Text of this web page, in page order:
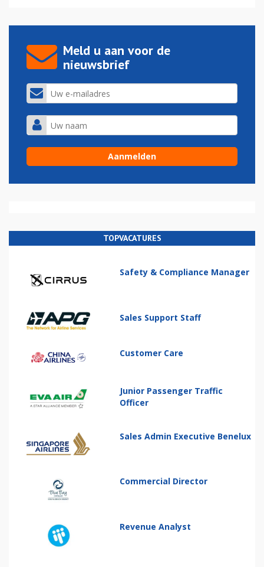
Meld u aan voor de
nieuwsbrief
TOPVACATURES
Safety & Compliance Manager
Sales Support Staff
Customer Care
Junior Passenger Traffic
Officer
Sales Admin Executive Benelux
Commercial Director
Revenue Analyst